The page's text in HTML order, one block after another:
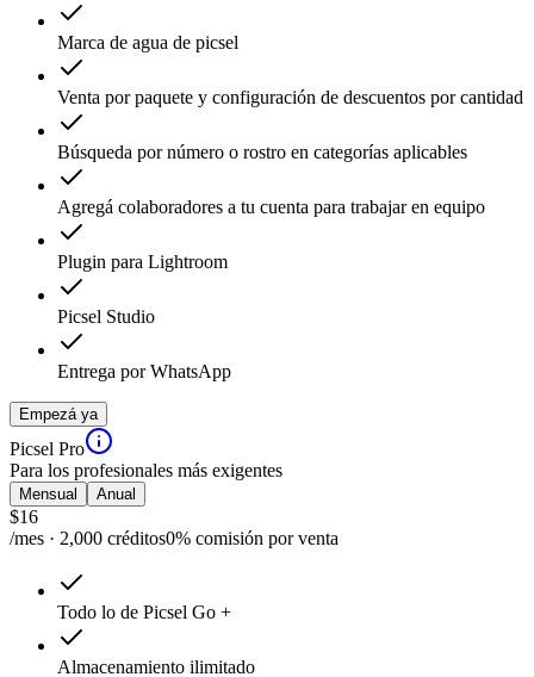
Marca de agua de picsel
Venta por paquete y configuración de descuentos por cantidad
Búsqueda por número o rostro en categorías aplicables
Agregá colaboradores a tu cuenta para trabajar en equipo
Plugin para Lightroom
Picsel Studio
Entrega por WhatsApp
Empezá ya
Picsel Pro
Para los profesionales más exigentes
Mensual Anual
$16
/mes · 2,000 créditos0% comisión por venta
Todo lo de Picsel Go +
Almacenamiento ilimitado